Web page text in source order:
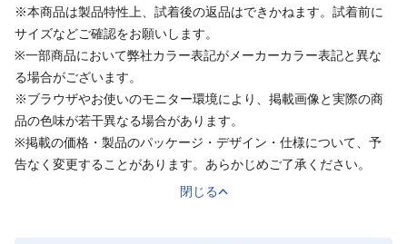
※本商品は製品特性上、試着後の返品はできかねます。試着前に
サイズなどご確認をお願いします。
※一部商品において弊社カラー表記がメーカーカラー表記と異な
る場合がございます。
※ブラウザやお使いのモニター環境により、掲載画像と実際の商
品の色味が若干異なる場合があります。
※掲載の価格・製品のパッケージ・デザイン・仕様について、予
告なく変更することがあります。あらかじめご了承ください。
閉じる